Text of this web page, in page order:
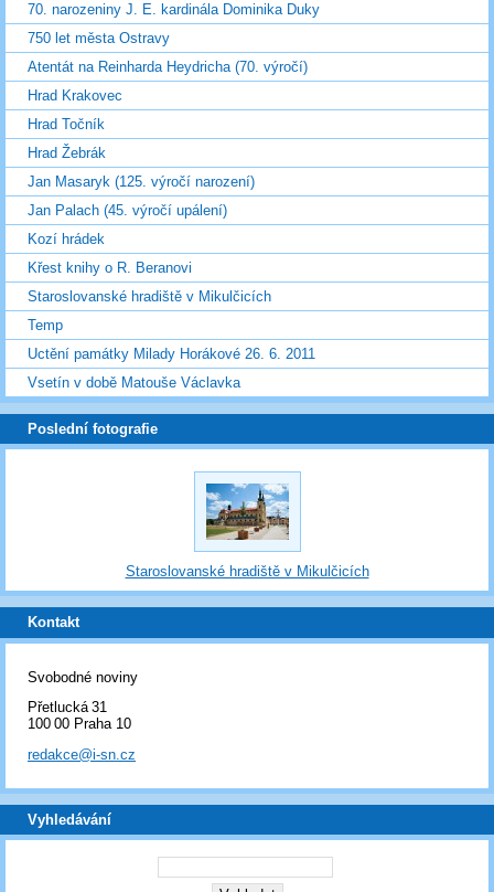
70. narozeniny J. E. kardinála Dominika Duky
750 let města Ostravy
Atentát na Reinharda Heydricha (70. výročí)
Hrad Krakovec
Hrad Točník
Hrad Žebrák
Jan Masaryk (125. výročí narození)
Jan Palach (45. výročí upálení)
Kozí hrádek
Křest knihy o R. Beranovi
Staroslovanské hradiště v Mikulčicích
Temp
Uctění památky Milady Horákové 26. 6. 2011
Vsetín v době Matouše Václavka
Poslední fotografie
Staroslovanské hradiště v Mikulčicích
Kontakt
Svobodné noviny
Přetlucká 31
100 00 Praha 10
redakce@i-sn.cz
Vyhledávání